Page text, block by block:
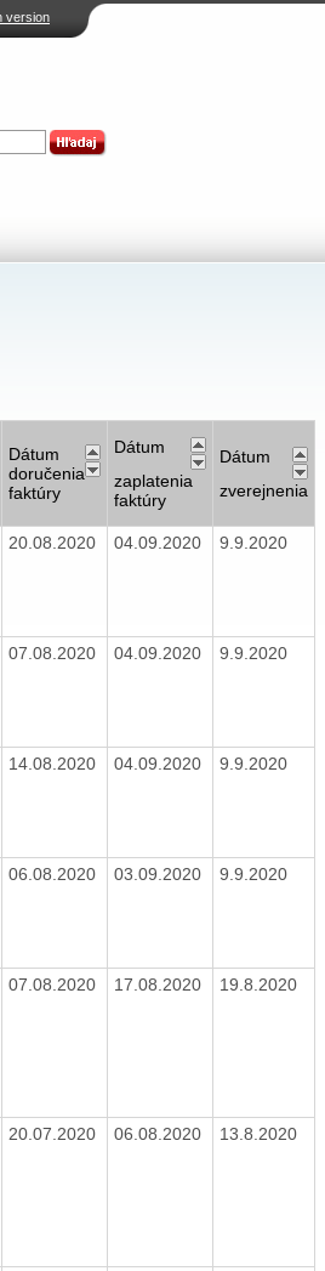
version
Dátum
doručenia
faktúry
Dátum
zaplatenia
faktúry
Dátum
zverejnenia
20.08.2020 04.09.2020 9.9.2020
07.08.2020 04.09.2020 9.9.2020
14.08.2020 04.09.2020 9.9.2020
06.08.2020 03.09.2020 9.9.2020
07.08.2020 17.08.2020 19.8.2020
20.07.2020 06.08.2020 13.8.2020